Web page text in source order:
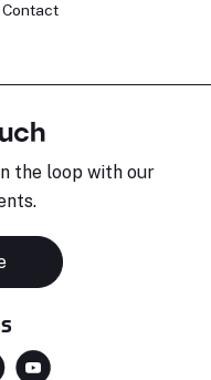
Contact
the loop with our